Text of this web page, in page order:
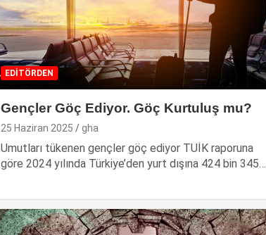
EDİTÖRDEN
Gençler Göç Ediyor. Göç Kurtuluş mu?
25 Haziran 2025 gha
Umutları tükenen gençler göç ediyor TUİK raporuna
göre 2024 yılında Türkiye’den yurt dışına 424 bin 345…